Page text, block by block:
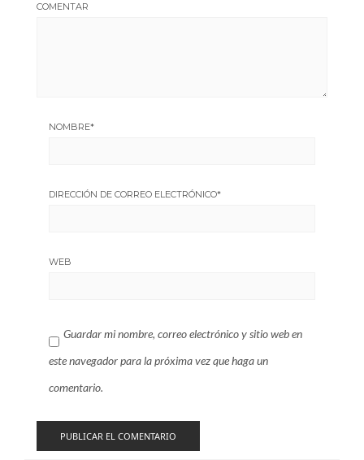
COMENTAR
NOMBRE*
DIRECCIÓN DE CORREO ELECTRÓNICO*
WEB
Guardar mi nombre, correo electrónico y sitio web en
este navegador para la próxima vez que haga un
comentario.